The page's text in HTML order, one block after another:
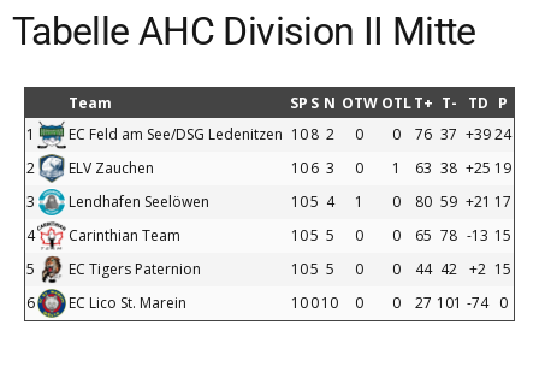
Tabelle AHC Division II Mitte
Team SP S N OTW OTL T+ T- TD P
1
EC Feld am See/DSG Ledenitzen 10 8 2 0 0 76 37 +39 24
2
ELV Zauchen 10 6 3 0 1 63 38 +25 19
3
Lendhafen Seelöwen 105 4 1 0 80 59 +21 17
4
Carinthian Team 105 5 0 0 65 78 -13 15
5
EC Tigers Paternion 105 5 0 0 44 42 +2 15
6
EC Lico St. Marein 10 010 0 0 27 101 -74 0